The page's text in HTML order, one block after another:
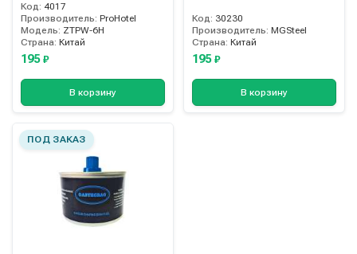
Код: 4017
Производитель: ProHotel
Модель: ZTPW-6H
Страна: Китай
195 ₽
В корзину
Код: 30230
Производитель: MGSteel
Страна: Китай
195 ₽
В корзину
ПОД ЗАКАЗ